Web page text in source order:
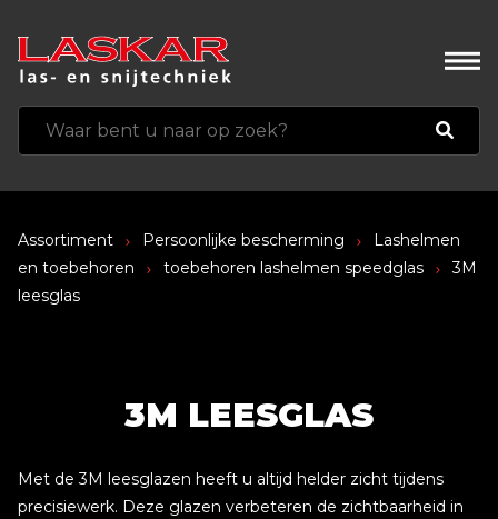
Assortiment Persoonlijke bescherming
Lashelmen
en toebehoren
toebehoren lashelmen speedglas
3M
leesglas
3M LEESGLAS
Met de 3M leesglazen heeft u altijd helder zicht tijdens
precisiewerk. Deze glazen verbeteren de zichtbaarheid in